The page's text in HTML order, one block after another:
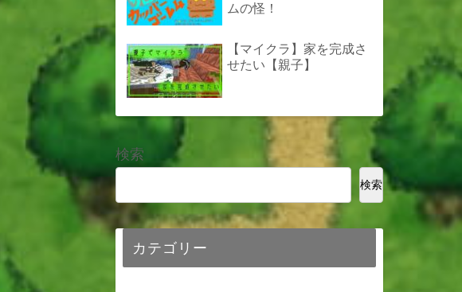
ムの怪！
【マイクラ】家を完成さ
せたい【親子】
検索
検索
カテゴリー